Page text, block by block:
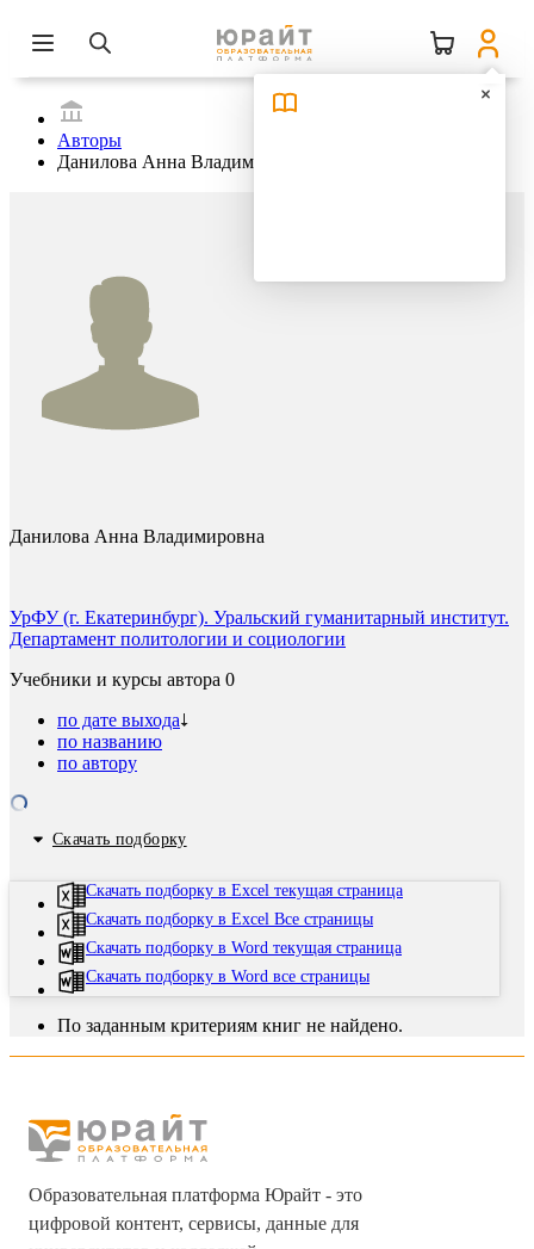
Авторы
Данилова Анна Владимировна
Данилова Анна Владимировна
УрФУ (г. Екатеринбург). Уральский гуманитарный институт.
Департамент политологии и социологии
Учебники и курсы автора 0
по дате выхода
по названию
по автору
Скачать подборку
Скачать подборку в Excel текущая страница
Скачать подборку в Excel Все страницы
Скачать подборку в Word текущая страница
Скачать подборку в Word все страницы
По заданным критериям книг не найдено.
Образовательная платформа Юрайт - это
цифровой контент, сервисы, данные для